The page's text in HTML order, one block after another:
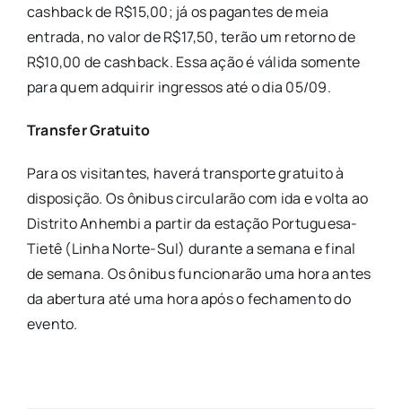
cashback de R$15,00; já os pagantes de meia
entrada, no valor de R$17,50, terão um retorno de
R$10,00 de cashback. Essa ação é válida somente
para quem adquirir ingressos até o dia 05/09.
Transfer Gratuito
Para os visitantes, haverá transporte gratuito à
disposição. Os ônibus circularão com ida e volta ao
Distrito Anhembi a partir da estação Portuguesa-
Tietê (Linha Norte-Sul) durante a semana e final
de semana. Os ônibus funcionarão uma hora antes
da abertura até uma hora após o fechamento do
evento.